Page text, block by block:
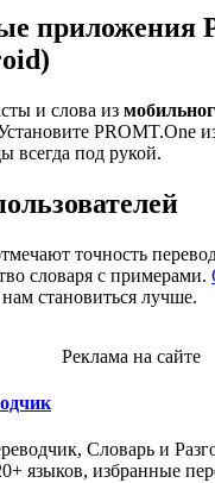
приложения
и слова из
PROMT.One
всегда под рукой.
точность
словаря с примерами.
становиться лучше.
Реклама на сайте
Словарь и
языков, избранные